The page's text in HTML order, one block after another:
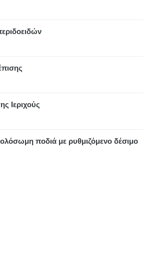
Ιεριχούς
ποδιά με ρυθμιζόμενο δέσιμο